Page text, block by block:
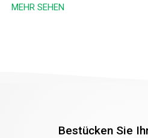
MEHR SEHEN
Bestücken Sie